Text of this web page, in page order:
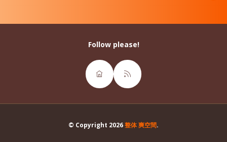
Follow please!
© Copyright 2026整体 爽空間.